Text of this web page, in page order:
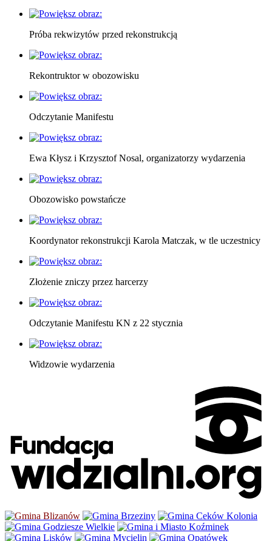
Próba rekwizytów przed rekonstrukcją
Rekontruktor w obozowisku
Odczytanie Manifestu
Ewa Kłysz i Krzysztof Nosal, organizatorzy wydarzenia
Obozowisko powstańcze
Koordynator rekonstrukcji Karola Matczak, w tle uczestnicy
Złożenie zniczy przez harcerzy
Odczytanie Manifestu KN z 22 stycznia
Widzowie wydarzenia